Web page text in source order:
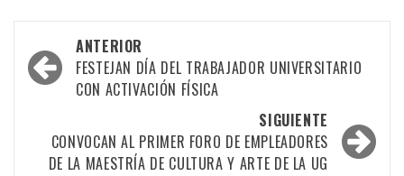
Navegación
por
entradas
ANTERIOR
FESTEJAN DÍA DEL TRABAJADOR UNIVERSITARIO
CON ACTIVACIÓN FÍSICA
SIGUIENTE
CONVOCAN AL PRIMER FORO DE EMPLEADORES
DE LA MAESTRÍA DE CULTURA Y ARTE DE LA UG